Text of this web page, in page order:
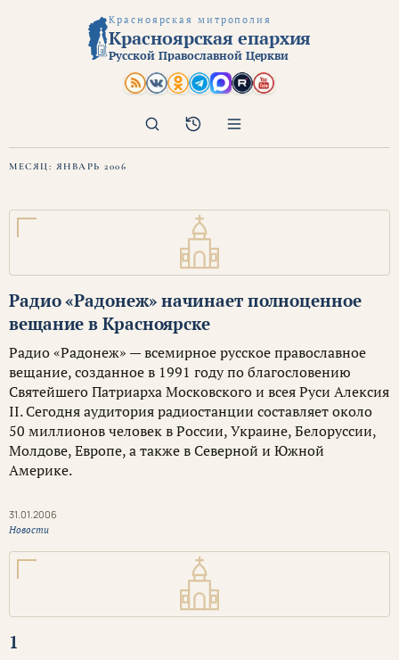
Красноярская митрополия
Красноярская епархия
Русской Православной Церкви
Архив
Поиск
МЕСЯЦ: ЯНВАРЬ 2006
Радио «Радонеж» начинает полноценное
вещание в Красноярске
Радио «Радонеж» — всемирное русское православное
вещание, созданное в 1991 году по благословению
Святейшего Патриарха Московского и всея Руси Алексия
II. Сегодня аудитория радиостанции составляет около
50 миллионов человек в России, Украине, Белоруссии,
Молдове, Европе, а также в Северной и Южной
Америке.
31.01.2006
Новости
1